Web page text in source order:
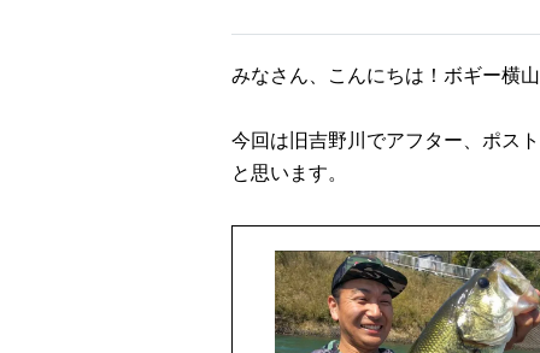
みなさん、こんにちは！ボギー横
今回は旧吉野川でアフター、ポス
と思います。